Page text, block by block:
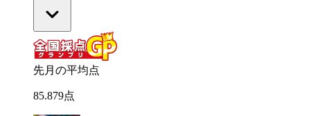
先月の平均点
85.879点